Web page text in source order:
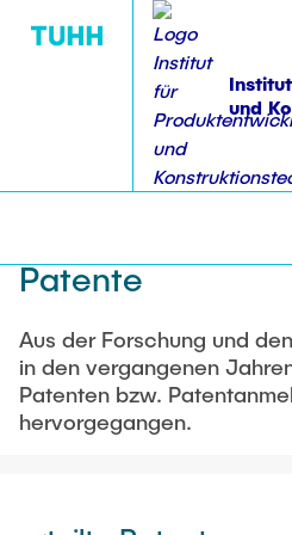
und
STARTSEITE
INSTITUT
Ausstattung
Mitarbeiter
Ehemalige
Stellenangebote
AKTIVITÄTEN
Übersicht
Projektübersicht
Forschungsbereiche
Veröffentlichungen
Dissertationen
Bücher & Buchbeiträge
Lehre: Übersicht
Bachelor-, Projekt- &
Laufende Arbeiten
Abgeschlossene Arbeiten
Veranstaltungen:
Industrieworkshops
Weiterbildung
Erfahrungsaustausch
PKT >
Patente
Aus der Forschung und
in den vergangenen
Patenten bzw.
hervorgegangen.